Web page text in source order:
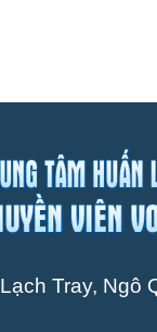
Tray, Ngô